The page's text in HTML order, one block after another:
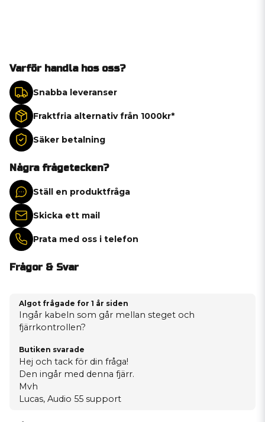
Varför handla hos oss?
Snabba leveranser
Fraktfria alternativ från 1000kr*
Säker betalning
Några frågetecken?
Ställ en produktfråga
Skicka ett mail
Prata med oss i telefon
Frågor & Svar
Algot frågade for 1 år siden
Ingår kabeln som går mellan steget och
fjärrkontrollen?
Butiken svarade
Hej och tack för din fråga!
Den ingår med denna fjärr.
Mvh
Lucas, Audio 55 support